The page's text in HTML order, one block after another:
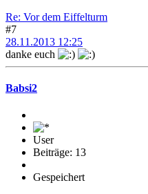
Re: Vor dem Eiffelturm
#7
28.11.2013 12:25
danke euch
Babsi2
User
Beiträge: 13
Gespeichert